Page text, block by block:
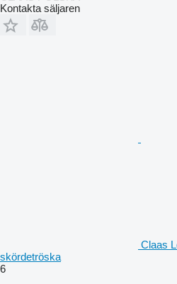
Kontakta säljaren
Claas
skördetröska
6